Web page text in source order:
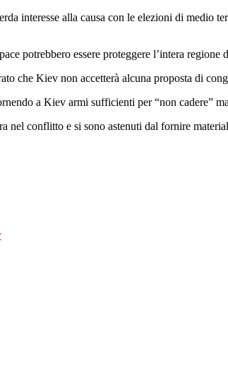
interesse alla causa con le elezioni di
potrebbero essere proteggere l’intera
che Kiev non accetterà alcuna proposta di
a Kiev armi sufficienti per “non cadere”
conflitto e si sono astenuti dal fornire